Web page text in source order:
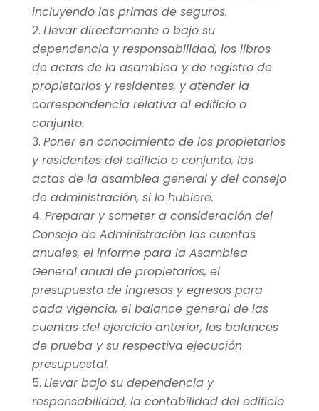
incluyendo las primas de seguros.
Llevar directamente o bajo su
dependencia y responsabilidad, los libros
de actas de la asamblea y de registro de
propietarios y residentes, y atender la
correspondencia relativa al edificio o
conjunto.
Poner en conocimiento de los propietarios
y residentes del edificio o conjunto, las
actas de la asamblea general y del consejo
de administración, si lo hubiere.
Preparar y someter a consideración del
Consejo de Administración las cuentas
anuales, el informe para la Asamblea
General anual de propietarios, el
presupuesto de ingresos y egresos para
cada vigencia, el balance general de las
cuentas del ejercicio anterior, los balances
de prueba y su respectiva ejecución
presupuestal.
Llevar bajo su dependencia y
responsabilidad, la contabilidad del edificio